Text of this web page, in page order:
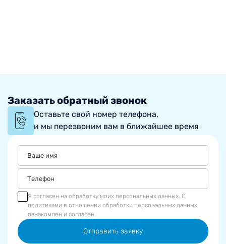
Заказать обратный звонок
Оставьте свой номер телефона,
и мы перезвоним вам в ближайшее время
Я согласен на обработку моих персональных данных. С
политиками в отношении обработки персональных данных
ознакомлен и согласен
Отправить заявку